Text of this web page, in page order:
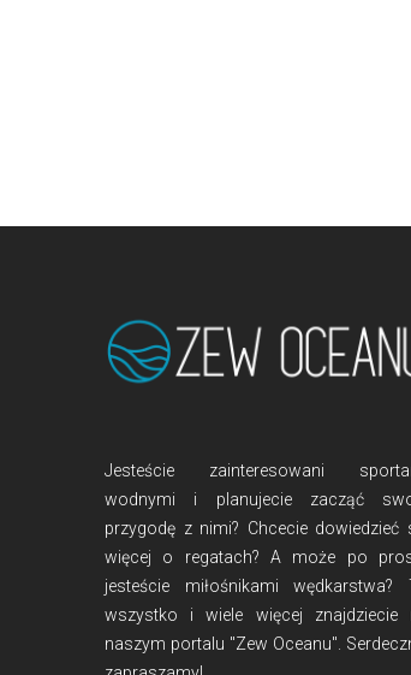
Jesteście zainteresowani
wodnymi i planujecie zacząć
przygodę z nimi? Chcecie dowiedzieć
więcej o regatach? A może po
jesteście miłośnikami wędkarstwa?
wszystko i wiele więcej znajdziecie
naszym portalu "Zew Oceanu".